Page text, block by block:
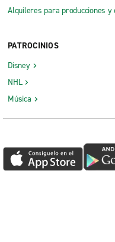
Alquileres para producciones y
PATROCINIOS
Disney
NHL
Música